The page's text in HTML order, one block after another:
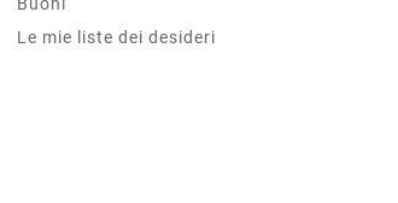
Buoni
Le mie liste dei desideri